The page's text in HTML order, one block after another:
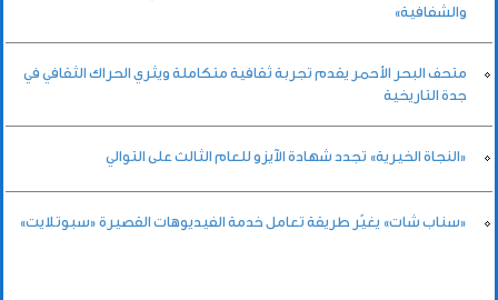
والشفافية»
متحف البحر الأحمر يقدم تجربة ثقافية متكاملة ويثري الحراك الثقافي في
جدة التاريخية
«النجاة الخيرية» تجدد شهادة الآيزو للعام الثالث على التوالي
«سناب شات» يغيّر طريقة تعامل خدمة الفيديوهات القصيرة «سبوتلايت»